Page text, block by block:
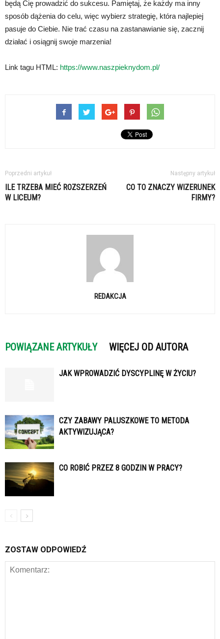
będą Cię prowadzić do sukcesu. Pamiętaj, że każdy ma inny
sposób dążenia do celu, więc wybierz strategię, która najlepiej
pasuje do Ciebie. Nie trać czasu na zastanawianie się, zacznij
działać i osiągnij swoje marzenia!
Link tagu HTML: https://www.naszpieknydom.pl/
Poprzedni artykuł
ILE TRZEBA MIEĆ ROZSZERZEŃ
W LICEUM?
Następny artykuł
CO TO ZNACZY WIZERUNEK
FIRMY?
REDAKCJA
POWIĄZANE ARTYKUŁY WIĘCEJ OD AUTORA
JAK WPROWADZIĆ DYSCYPLINĘ W ŻYCIU?
CZY ZABAWY PALUSZKOWE TO METODA
AKTYWIZUJĄCA?
CO ROBIĆ PRZEZ 8 GODZIN W PRACY?
ZOSTAW ODPOWIEDŹ